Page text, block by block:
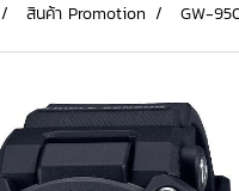
สินค้า Promotion GW-